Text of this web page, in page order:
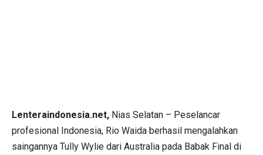
Lenteraindonesia.net, Nias Selatan – Peselancar
profesional Indonesia, Rio Waida berhasil mengalahkan
saingannya Tully Wylie dari Australia pada Babak Final di